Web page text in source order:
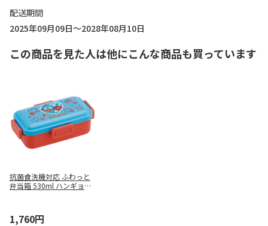
配送期間
2025年09月09日～2028年08月10日
この商品を見た人は他にこんな商品も買っています
抗菌食洗機対応 ふわっと
弁当箱 530ml ハンギョド
1,760円